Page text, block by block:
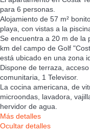
para 6 personas.
Alojamiento de 57 m²
playa, con vistas a la
Se encuentra a 20 m de la
km del campo de Golf
está ubicado en una zona
Dispone de terraza,
comunitaria, 1 Televisor.
La cocina americana, de
microondas, lavadora,
hervidor de agua.
Más detalles
Ocultar detalles